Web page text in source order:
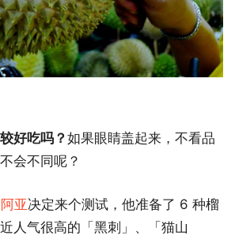
好吃吗？ 如果眼睛盖起来，不看品
会不同呢？
阿亚决定来个测试，他准备了 6 种榴
人气很高的「黑刺」、「猫山